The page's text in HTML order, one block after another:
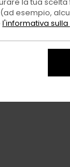
esempio,
l'informativa